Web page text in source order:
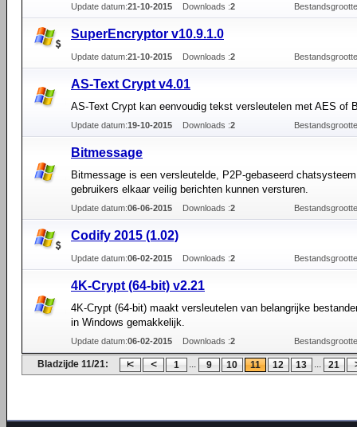
Update datum:21-10-2015 Downloads :2
SuperEncryptor v10.9.1.0
Update datum:21-10-2015 Downloads :2
AS-Text Crypt v4.01
AS-Text Crypt kan eenvoudig tekst versleutelen met AES of
Update datum:19-10-2015 Downloads :2
Bitmessage
Bitmessage is een versleutelde, P2P-gebaseerd
gebruikers elkaar veilig berichten kunnen versturen.
Update datum:06-06-2015 Downloads :2
Codify 2015 (1.02)
Update datum:06-02-2015 Downloads :2
4K-Crypt (64-bit) v2.21
4K-Crypt (64-bit) maakt versleutelen van belangrijke
in Windows gemakkelijk.
Update datum:06-02-2015 Downloads :2
Bladzijde 11/21: 1 ... 9 10 11 12 13 ... 21